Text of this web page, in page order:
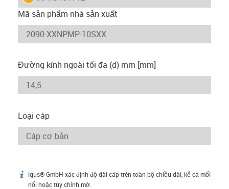
Mã sản phẩm nhà sản xuất
Đường kính ngoài tối đa (d) mm [mm]
Loại cáp
igus-icon-info
igus® GmbH xác định độ dài cáp trên toàn bộ chiều dài, kể cả mối
nối hoặc tùy chỉnh mờ.